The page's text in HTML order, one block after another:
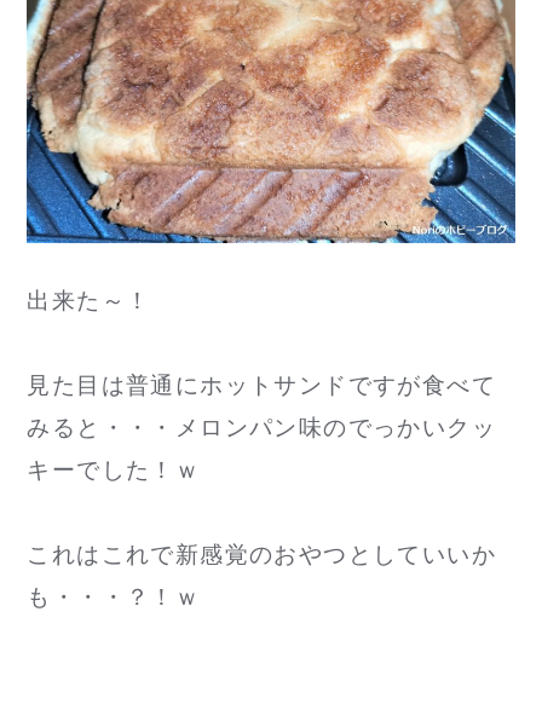
出来た～！
見た目は普通にホットサンドですが食べて
みると・・・メロンパン味のでっかいクッ
キーでした！ｗ
これはこれで新感覚のおやつとしていいか
も・・・？！ｗ